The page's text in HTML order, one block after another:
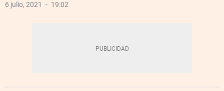
6 julio, 2021 19:02